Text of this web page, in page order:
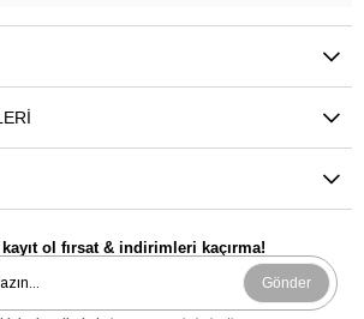
ol fırsat & indirimleri kaçırma!
Gönder